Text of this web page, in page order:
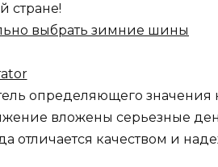
стране!
определяющего значения
вложены серьезные
отличается качеством и